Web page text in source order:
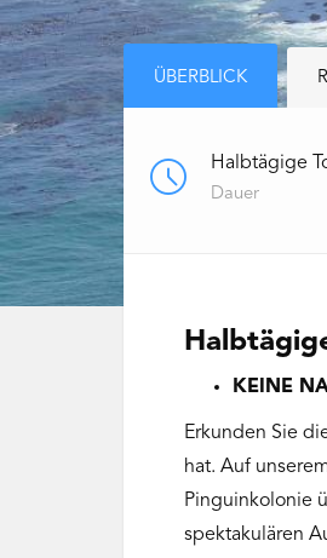
ÜBERBLICK
Halbtägige
Dauer
KEINE
Erkunden Sie
hat. Auf
Pinguinkolonie
spektakulären